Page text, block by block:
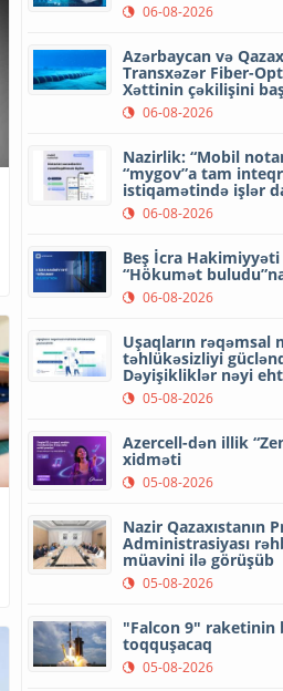
06-08-2026
Azərbaycan və
Transxəzər Fiber-
Xəttinin çəkilişini
06-08-2026
Nazirlik: “Mobil
“mygov”a tam
istiqamətində işlər
06-08-2026
Beş İcra
“Hökumət
06-08-2026
Uşaqların rəqəmsal
təhlükəsizliyi
Dəyişikliklər nəyi
05-08-2026
Azercell-dən illik
xidməti
05-08-2026
Nazir Qazaxıstanın
Administrasiyası
müavini ilə görüşüb
05-08-2026
"Falcon 9" raketinin
toqquşacaq
05-08-2026